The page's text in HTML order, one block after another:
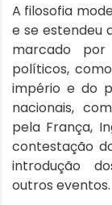
A filosofia
e se estendeu
marcado por
políticos,
império e do
nacionais,
pela França,
contestação
introdução
outros eventos.